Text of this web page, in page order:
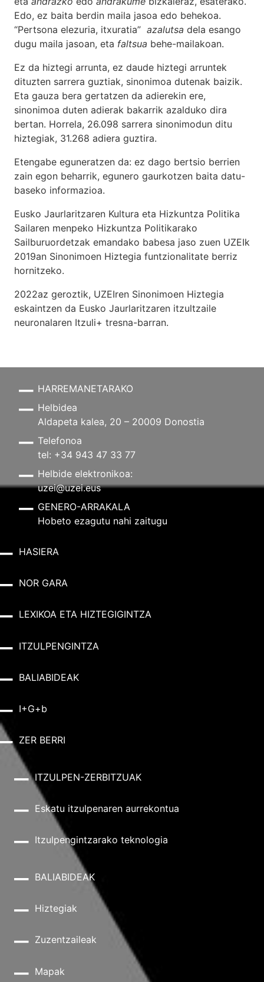
Edo, ez baita berdin maila jasoa edo behekoa.
“Pertsona elezuria, itxuratia” azalutsa dela esango
dugu maila jasoan, eta faltsua behe-mailakoan.
Ez da hiztegi arrunta, ez daude hiztegi arruntek
dituzten sarrera guztiak, sinonimoa dutenak baizik.
Eta gauza bera gertatzen da adierekin ere,
sinonimoa duten adierak bakarrik azalduko dira
bertan. Horrela, 26.098 sarrera sinonimodun ditu
hiztegiak, 31.268 adiera guztira.
Etengabe eguneratzen da: ez dago bertsio berrien
zain egon beharrik, egunero gaurkotzen baita datu-
baseko informazioa.
Eusko Jaurlaritzaren Kultura eta Hizkuntza Politika
Sailaren menpeko Hizkuntza Politikarako
Sailburuordetzak emandako babesa jaso zuen UZEIk
2019an Sinonimoen Hiztegia funtzionalitate berriz
hornitzeko.
2022az geroztik, UZEIren Sinonimoen Hiztegia
eskaintzen da Eusko Jaurlaritzaren itzultzaile
neuronalaren Itzuli+ tresna-barran.
HARREMANETARAKO
Helbidea
Aldapeta kalea, 20 – 20009 Donostia
Telefonoa
tel: +34 943 47 33 77
Helbide elektronikoa:
uzei@uzei.eus
GENERO-ARRAKALA
Hobeto ezagutu nahi zaitugu
HASIERA
NOR GARA
LEXIKOA ETA HIZTEGIGINTZA
ITZULPENGINTZA
BALIABIDEAK
I+G+b
ZER BERRI
ITZULPEN-ZERBITZUAK
Eskatu itzulpenaren aurrekontua
Itzulpengintzarako teknologia
BALIABIDEAK
Hiztegiak
Zuzentzaileak
Mapak